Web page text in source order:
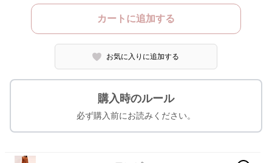
カートに追加する
お気に入りに追加する
購入時のルール
必ず購入前にお読みください。